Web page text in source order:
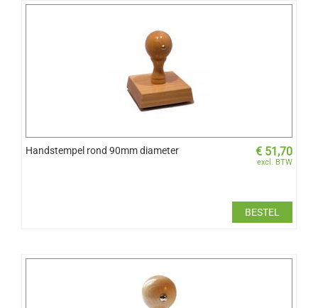
Handstempel rond 90mm diameter € 51,70
excl. BTW
BESTEL